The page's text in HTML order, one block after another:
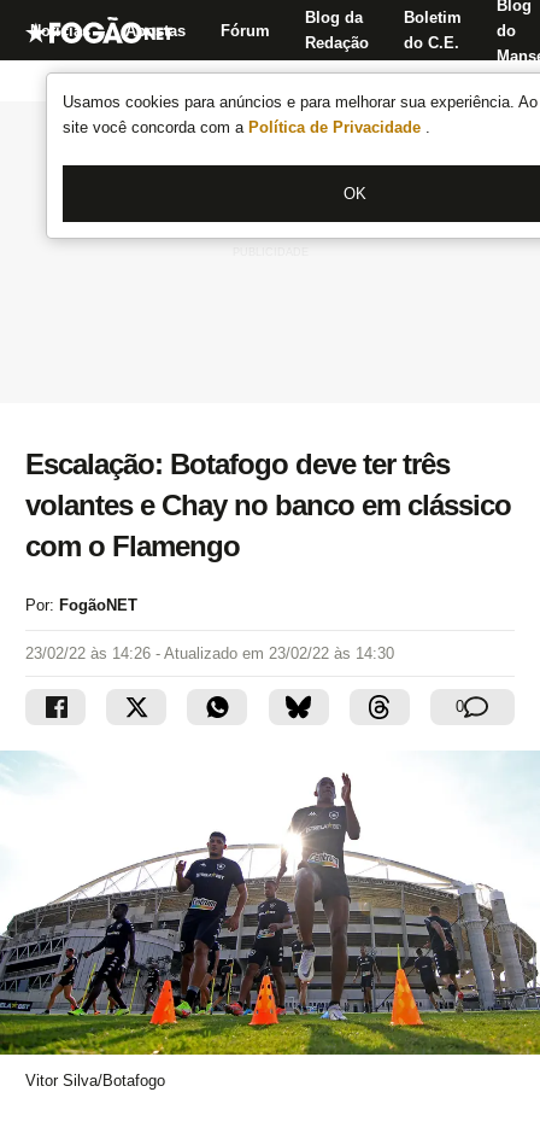
Usamos cookies para anúncios e para melhorar sua experiência.
site você concorda com a Política de Privacidade .
OK
Notícias Apostas Fórum
Blog da
Redação
Boletim
do C.E.
Blog
do
Escalação: Botafogo deve ter três
volantes e Chay no banco em clássico
com o Flamengo
Por: FogãoNET
23/02/22 às 14:26 - Atualizado em 23/02/22 às 14:30
0
Vitor Silva/Botafogo